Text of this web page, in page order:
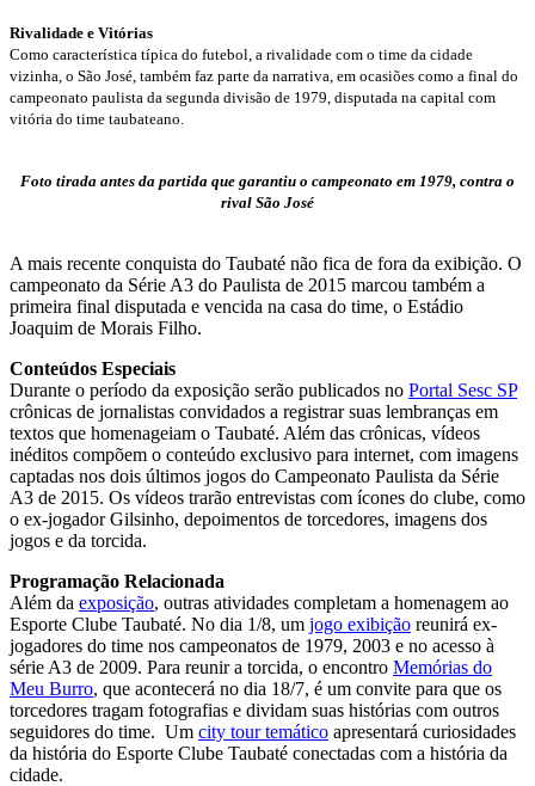
Rivalidade e Vitórias
Como característica típica do futebol, a rivalidade com o time da cidade
vizinha, o São José, também faz parte da narrativa, em ocasiões como a final do
campeonato paulista da segunda divisão de 1979, disputada na capital com
vitória do time taubateano.
Foto tirada antes da partida que garantiu o campeonato em 1979, contra o
rival São José
A mais recente conquista do Taubaté não fica de fora da exibição. O
campeonato da Série A3 do Paulista de 2015 marcou também a
primeira final disputada e vencida na casa do time, o Estádio
Joaquim de Morais Filho.
Conteúdos Especiais
Durante o período da exposição serão publicados no Portal Sesc SP
crônicas de jornalistas convidados a registrar suas lembranças em
textos que homenageiam o Taubaté. Além das crônicas, vídeos
inéditos compõem o conteúdo exclusivo para internet, com imagens
captadas nos dois últimos jogos do Campeonato Paulista da Série
A3 de 2015. Os vídeos trarão entrevistas com ícones do clube, como
o ex-jogador Gilsinho, depoimentos de torcedores, imagens dos
jogos e da torcida.
Programação Relacionada
Além da exposição, outras atividades completam a homenagem ao
Esporte Clube Taubaté. No dia 1/8, um jogo exibição reunirá ex-
jogadores do time nos campeonatos de 1979, 2003 e no acesso à
série A3 de 2009. Para reunir a torcida, o encontro Memórias do
Meu Burro, que acontecerá no dia 18/7, é um convite para que os
torcedores tragam fotografias e dividam suas histórias com outros
seguidores do time. Um city tour temático apresentará curiosidades
da história do Esporte Clube Taubaté conectadas com a história da
cidade.